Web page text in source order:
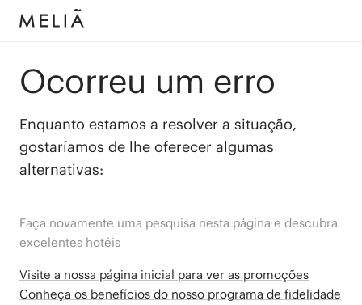
Ocorreu um erro
Enquanto estamos a resolver a situação,
gostaríamos de lhe oferecer algumas
alternativas:
Faça novamente uma pesquisa nesta página e descubra
excelentes hotéis
Visite a nossa página inicial para ver as promoções
Conheça os benefícios do nosso programa de fidelidade